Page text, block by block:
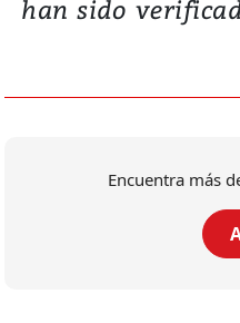
han sido
Encuentra más